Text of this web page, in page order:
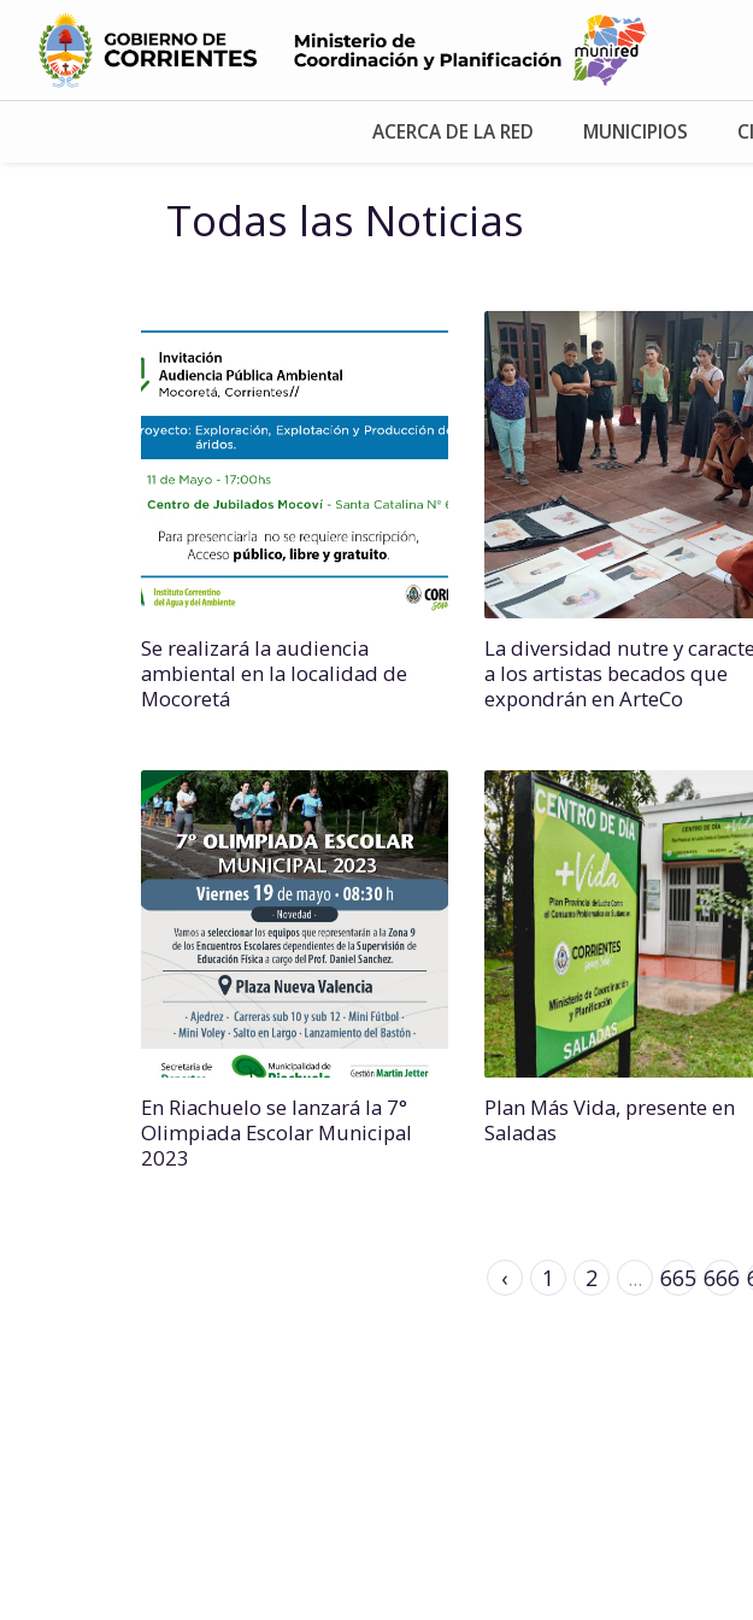
ACERCA DE LA RED MUNICIPIOS
Todas las Noticias
Se realizará la audiencia
ambiental en la localidad de
Mocoretá
La diversidad nutre y
a los artistas becados que
expondrán en ArteCo
En Riachuelo se lanzará la 7°
Olimpiada Escolar Municipal
2023
Plan Más Vida, presente en
Saladas
‹ 1 2 ... 665 666